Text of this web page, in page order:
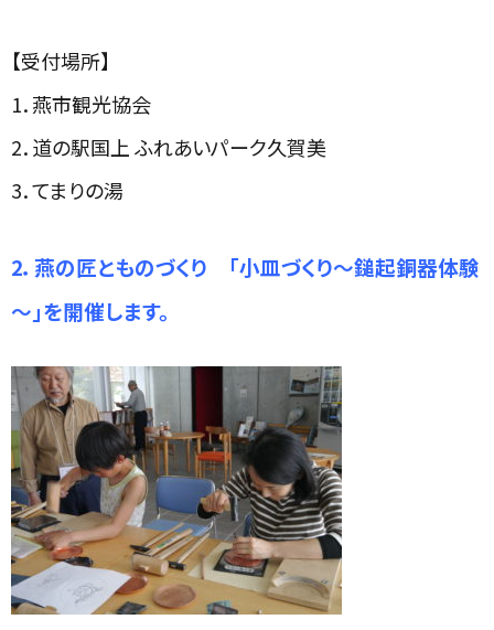
【受付場所】
1．燕市観光協会
2．道の駅国上 ふれあいパーク久賀美
3．てまりの湯
2． 燕の匠とものづくり 「小皿づくり～鎚起銅器体験
～」を開催します。